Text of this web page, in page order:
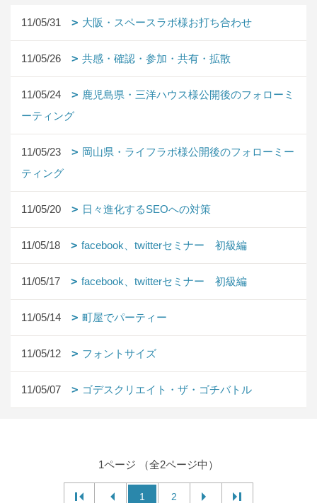
11/05/31 大阪・スペースラボ様お打ち合わせ
11/05/26 共感・確認・参加・共有・拡散
11/05/24
鹿児島県・三洋ハウス様公開後のフォローミ
ーティング
11/05/23
岡山県・ライフラボ様公開後のフォローミー
ティング
11/05/20 日々進化するSEOへの対策
11/05/18 facebook、twitterセミナー 初級編
11/05/17 facebook、twitterセミナー 初級編
11/05/14 町屋でパーティー
11/05/12 フォントサイズ
11/05/07 ゴデスクリエイト・ザ・ゴチバトル
1ページ （全2ページ中）
1 2